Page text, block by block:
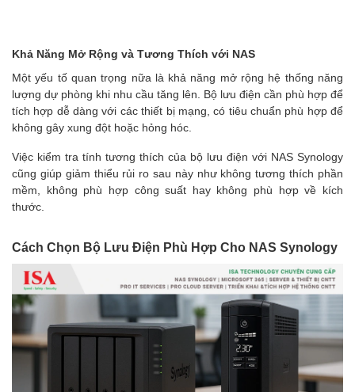
Khả Năng Mở Rộng và Tương Thích với NAS
Một yếu tố quan trọng nữa là khả năng mở rộng hệ thống năng
lượng dự phòng khi nhu cầu tăng lên. Bộ lưu điện cần phù hợp để
tích hợp dễ dàng với các thiết bị mạng, có tiêu chuẩn phù hợp để
không gây xung đột hoặc hỏng hóc.
Việc kiểm tra tính tương thích của bộ lưu điện với NAS Synology
cũng giúp giảm thiểu rủi ro sau này như không tương thích phần
mềm, không phù hợp công suất hay không phù hợp về kích
thước.
Cách Chọn Bộ Lưu Điện Phù Hợp Cho NAS Synology